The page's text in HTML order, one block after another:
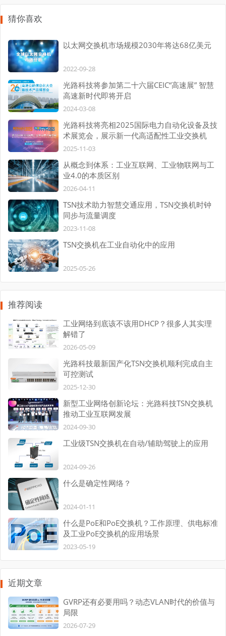
猜你喜欢
以太网交换机市场规模2030年将达68亿美元
2022-09-28
光路科技将参加第二十六届CEIC“高速展” 智慧
高速新时代即将开启
2024-03-08
光路科技将亮相2025国际电力自动化设备及技
术展览会，展示新一代高适配性工业交换机
2025-11-03
从概念到体系：工业互联网、工业物联网与工
业4.0的本质区别
2026-04-11
TSN技术助力智慧交通应用，TSN交换机时钟
同步与流量调度
2023-11-08
TSN交换机在工业自动化中的应用
2025-05-26
推荐阅读
工业网络到底该不该用DHCP？很多人其实理
解错了
2026-05-09
光路科技最新国产化TSN交换机顺利完成自主
可控测试
2025-12-30
新型工业网络创新论坛：光路科技TSN交换机
推动工业互联网发展
2024-09-30
工业级TSN交换机在自动/辅助驾驶上的应用
2024-09-26
什么是确定性网络？
2024-01-11
什么是PoE和PoE交换机？工作原理、供电标准
及工业PoE交换机的应用场景
2023-05-19
近期文章
GVRP还有必要用吗？动态VLAN时代的价值与
局限
2026-07-29